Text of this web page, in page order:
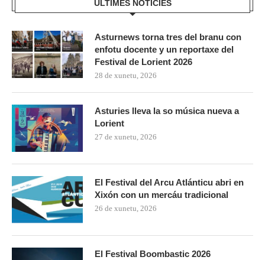
ÚLTIMES NOTICIES
Asturnews torna tres del branu con
enfotu docente y un reportaxe del
Festival de Lorient 2026
28 de xunetu, 2026
Asturies lleva la so música nueva a
Lorient
27 de xunetu, 2026
El Festival del Arcu Atlánticu abri en
Xixón con un mercáu tradicional
26 de xunetu, 2026
El Festival Boombastic 2026